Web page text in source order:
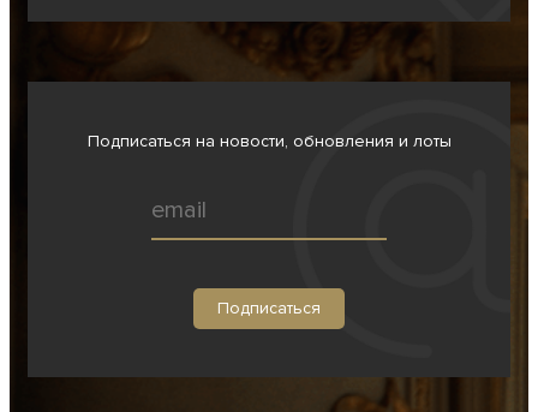
Подписаться на новости, обновления и лоты